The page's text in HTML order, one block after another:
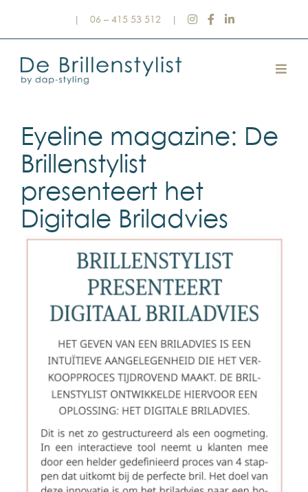
inhoud
| 06 – 415 53 512 |
Verkooptraining
Stylingdagen
Stylingbox
Optiek Academy
Wie is de Brillenstylist?
Storelocator
Nieuws
Contact
Eyeline magazine: De
Brillenstylist
presenteert het
Digitale Briladvies